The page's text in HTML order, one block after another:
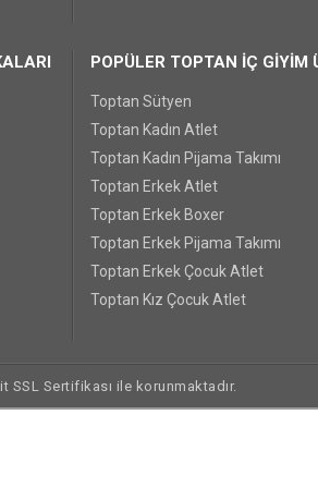
POPÜLER TOPTAN İÇ GİYİM
Toptan Sütyen
Toptan Kadın Atlet
Toptan Kadın Pijama Takımı
Toptan Erkek Atlet
Toptan Erkek Boxer
Toptan Erkek Pijama Takımı
Toptan Erkek Çocuk Atlet
Toptan Kız Çocuk Atlet
SSL Sertifikası ile korunmaktadır.